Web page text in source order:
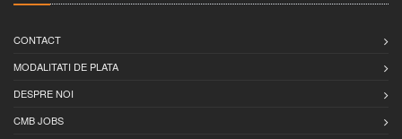
CONTACT
MODALITATI DE PLATA
DESPRE NOI
CMB JOBS